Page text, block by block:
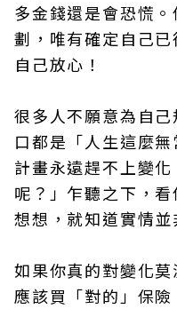
多金錢還是會恐慌
劃，唯有確定自己
自己放心！
很多人不願意為自
口都是「人生這麼
計畫永遠趕不上變
呢？」乍聽之下，
想想，就知道實情並
如果你真的對變化
應該買「對的」保